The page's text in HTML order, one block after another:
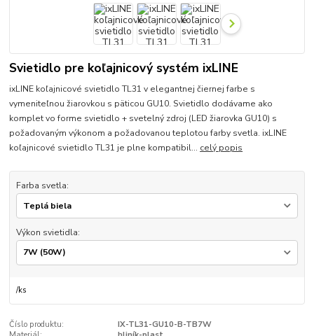
Svietidlo pre koľajnicový systém ixLINE
ixLINE koľajnicové svietidlo TL31 v elegantnej čiernej farbe s
vymeniteľnou žiarovkou s päticou GU10. Svietidlo dodávame ako
komplet vo forme svietidlo + svetelný zdroj (LED žiarovka GU10) s
požadovaným výkonom a požadovanou teplotou farby svetla. ixLINE
koľajnicové svietidlo TL31 je plne kompatibil... celý popis
Farba svetla:
Výkon svietidla:
/ks
Číslo produktu:
IX-TL31-GU10-B-TB7W